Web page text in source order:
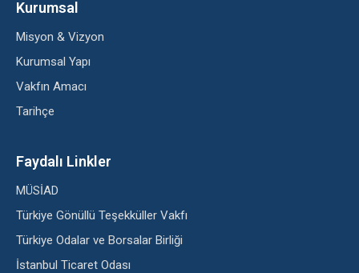
Kurumsal
Misyon & Vizyon
Kurumsal Yapı
Vakfın Amacı
Tarihçe
Faydalı Linkler
MÜSİAD
Türkiye Gönüllü Teşekküller Vakfı
Türkiye Odalar ve Borsalar Birliği
İstanbul Ticaret Odası